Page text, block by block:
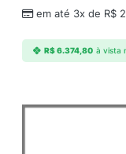
em até 3x de R$
R$6.374,80 à vista